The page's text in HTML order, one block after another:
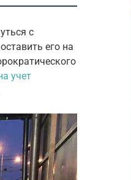
с
его на
учет